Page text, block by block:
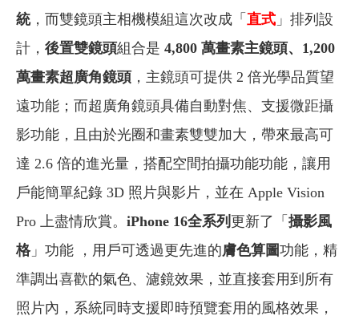
統，而雙鏡頭主相機模組這次改成「 直式 」排列設
計， 後置雙鏡頭組合是 4,800 萬畫素主鏡頭、1,200
萬畫素超廣角鏡頭 ，主鏡頭可提供 2 倍光學品質望
遠功能；而超廣角鏡頭具備自動對焦、支援微距攝
影功能，且由於光圈和畫素雙雙加大，帶來最高可
達 2.6 倍的進光量，搭配空間拍攝功能功能，讓用
戶能簡單紀錄 3D 照片與影片，並在 Apple Vision
Pro 上盡情欣賞。 iPhone 16全系列 更新了「 攝影風
格」功能 ，用戶可透過更先進的膚色算圖功能，精
準調出喜歡的氣色、濾鏡效果，並直接套用到所有
照片內，系統同時支援即時預覽套用的風格效果，